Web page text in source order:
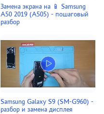
Замена экрана на 📱 Samsung
A50 2019 (A505) - пошаговый
разбор
Samsung Galaxy S9 (SM-G960) -
разбор и замена дисплея